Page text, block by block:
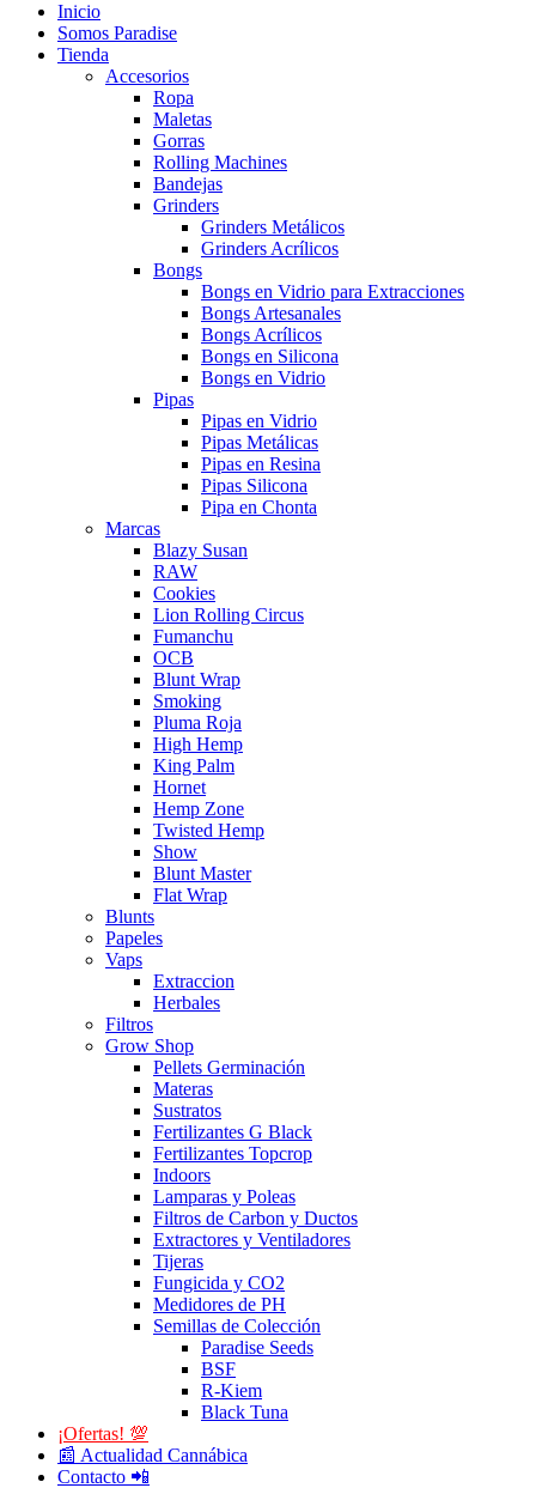
Inicio
Somos Paradise
Tienda
Accesorios
Ropa
Maletas
Gorras
Rolling Machines
Bandejas
Grinders
Grinders Metálicos
Grinders Acrílicos
Bongs
Bongs en Vidrio para Extracciones
Bongs Artesanales
Bongs Acrílicos
Bongs en Silicona
Bongs en Vidrio
Pipas
Pipas en Vidrio
Pipas Metálicas
Pipas en Resina
Pipas Silicona
Pipa en Chonta
Marcas
Blazy Susan
RAW
Cookies
Lion Rolling Circus
Fumanchu
OCB
Blunt Wrap
Smoking
Pluma Roja
High Hemp
King Palm
Hornet
Hemp Zone
Twisted Hemp
Show
Blunt Master
Flat Wrap
Blunts
Papeles
Vaps
Extraccion
Herbales
Filtros
Grow Shop
Pellets Germinación
Materas
Sustratos
Fertilizantes G Black
Fertilizantes Topcrop
Indoors
Lamparas y Poleas
Filtros de Carbon y Ductos
Extractores y Ventiladores
Tijeras
Fungicida y CO2
Medidores de PH
Semillas de Colección
Paradise Seeds
BSF
R-Kiem
Black Tuna
¡Ofertas! 💯
📰 Actualidad Cannábica
Contacto 📲